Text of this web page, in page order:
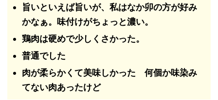
旨いといえば旨いが、私はなか卯の方が好み
かなぁ。味付けがちょっと濃い。
鶏肉は硬めで少しくさかった。
普通でした
肉が柔らかくて美味しかった 何個か味染み
てない肉あったけど